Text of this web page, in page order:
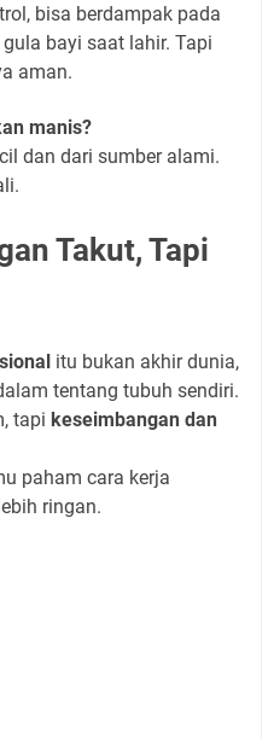
bisa berdampak pada
bayi saat lahir. Tapi
aman.
manis?
dan dari sumber alami.
Takut, Tapi
itu bukan akhir dunia,
tentang tubuh sendiri.
tapi keseimbangan dan
paham cara kerja
ringan.